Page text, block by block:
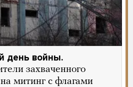
день войны.
захваченного
митинг с флагами